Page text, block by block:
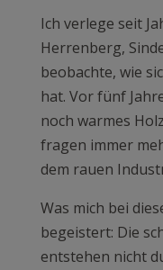
Ich verlege seit
Herrenberg,
beobachte, wie
hat. Vor fünf
noch warmes
fragen immer
dem rauen
Was mich bei
begeistert: Die
entstehen nicht